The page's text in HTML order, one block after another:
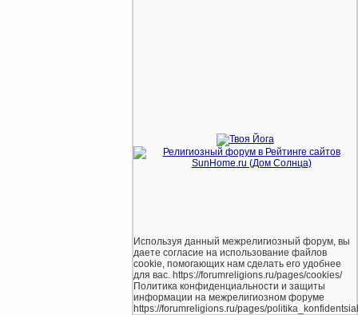
Используя данный межрелигиозный форум, вы
даете согласие на использование файлов
cookie, помогающих нам сделать его удобнее
для вас. https://forumreligions.ru/pages/cookies/
Политика конфиденциальности и защиты
информации на межрелигиозном форуме
https://forumreligions.ru/pages/